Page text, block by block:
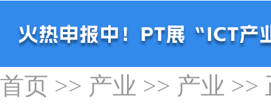
首页 >> 产业 >> 产业 >>